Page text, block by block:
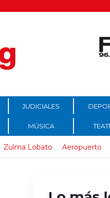
JUDICIALES
MÚSICA
Zulma Lobato Aeropuerto